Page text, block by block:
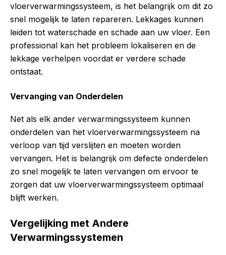
vloerverwarmingssysteem, is het belangrijk om dit zo
snel mogelijk te laten repareren. Lekkages kunnen
leiden tot waterschade en schade aan uw vloer. Een
professional kan het probleem lokaliseren en de
lekkage verhelpen voordat er verdere schade
ontstaat.
Vervanging van Onderdelen
Net als elk ander verwarmingssysteem kunnen
onderdelen van het vloerverwarmingssysteem na
verloop van tijd verslijten en moeten worden
vervangen. Het is belangrijk om defecte onderdelen
zo snel mogelijk te laten vervangen om ervoor te
zorgen dat uw vloerverwarmingssysteem optimaal
blijft werken.
Vergelijking met Andere
Verwarmingssystemen